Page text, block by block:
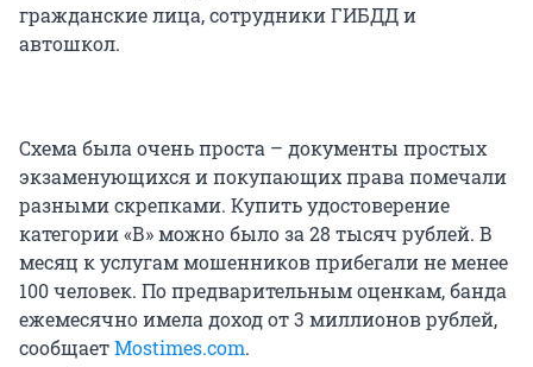
гражданские лица, сотрудники ГИБДД и
автошкол.
Схема была очень проста – документы простых
экзаменующихся и покупающих права помечали
разными скрепками. Купить удостоверение
категории «В» можно было за 28 тысяч рублей. В
месяц к услугам мошенников прибегали не менее
100 человек. По предварительным оценкам, банда
ежемесячно имела доход от 3 миллионов рублей,
сообщаетMostimes.com.